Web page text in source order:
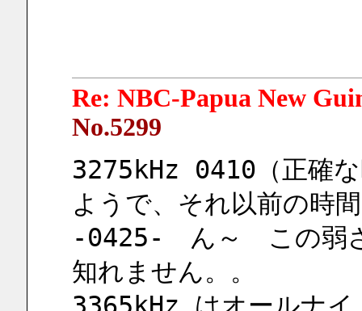
Re: NBC-Papua New
No.5299
3275kHz 0410（正確
ようで、それ以前の時
-0425-　ん～　この弱
知れません。。